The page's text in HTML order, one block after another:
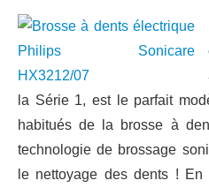
la Série 1, est le parfait
habitués de la brosse à
technologie de brossage
le nettoyage des dents ! En